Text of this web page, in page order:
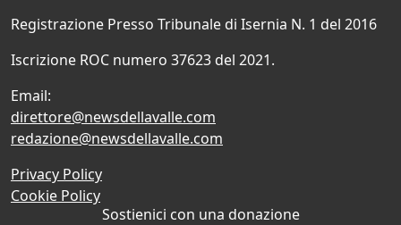
Registrazione Presso Tribunale di Isernia N. 1 del 2016
Iscrizione ROC numero 37623 del 2021.
Email:
direttore@newsdellavalle.com
redazione@newsdellavalle.com
Privacy Policy
Cookie Policy
Sostienici con una donazione